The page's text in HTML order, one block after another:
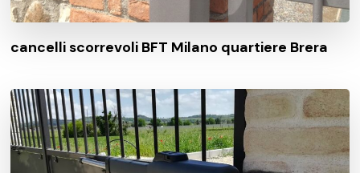
cancelli scorrevoli BFT Milano quartiere Brera